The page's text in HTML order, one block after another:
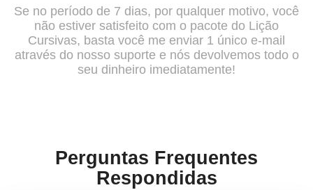
Se no período de 7 dias, por qualquer motivo, você
não estiver satisfeito com o pacote do Lição
Cursivas, basta você me enviar 1 único e-mail
através do nosso suporte e nós devolvemos todo o
seu dinheiro imediatamente!
Perguntas Frequentes
Respondidas